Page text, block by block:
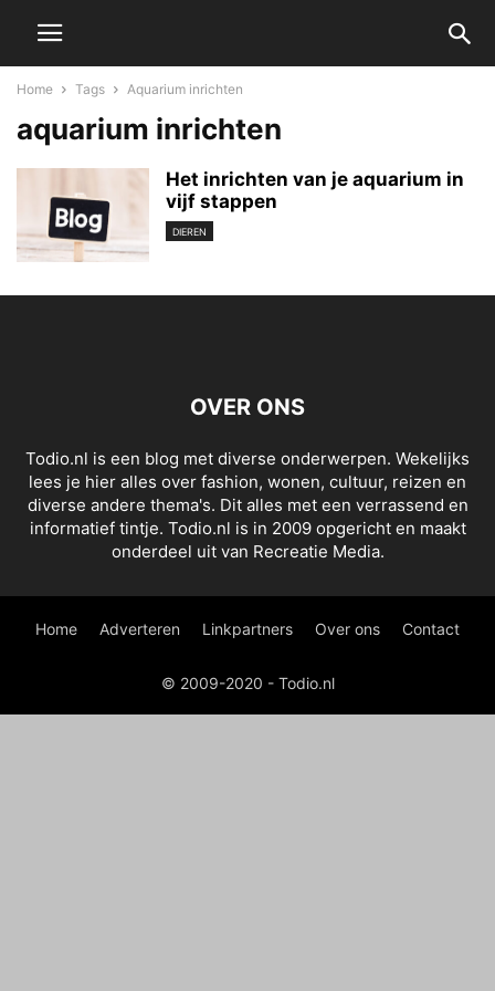
Home Tags Aquarium inrichten
aquarium inrichten
Het inrichten van je aquarium in
vijf stappen
DIEREN
OVER ONS
Todio.nl is een blog met diverse onderwerpen. Wekelijks
lees je hier alles over fashion, wonen, cultuur, reizen en
diverse andere thema's. Dit alles met een verrassend en
informatief tintje. Todio.nl is in 2009 opgericht en maakt
onderdeel uit van Recreatie Media.
Home Adverteren Linkpartners Over ons Contact
© 2009-2020 - Todio.nl